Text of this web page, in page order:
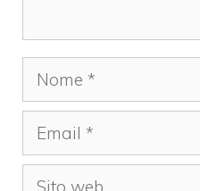
Nome
Email
Sito